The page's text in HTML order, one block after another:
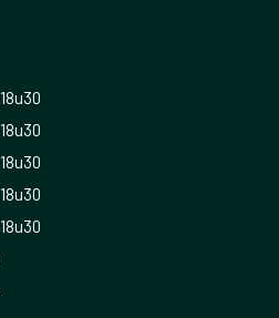
18u30
18u30
18u30
18u30
18u30